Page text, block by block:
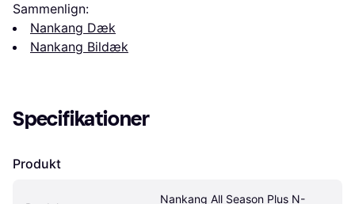
Sammenlign:
Nankang Dæk
Nankang Bildæk
Specifikationer
Produkt
Nankang All Season Plus N-